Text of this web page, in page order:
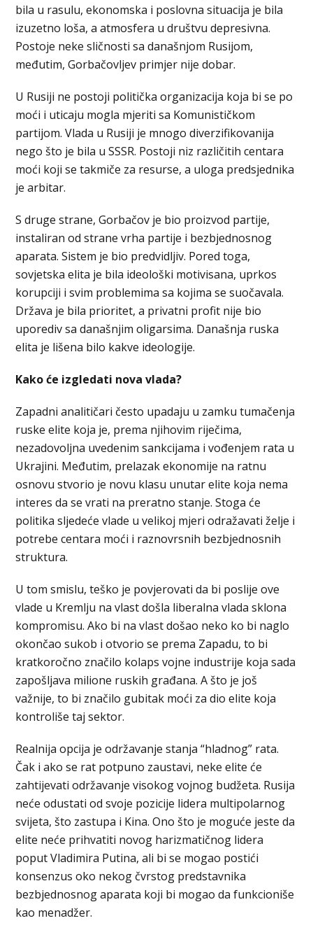
bila u rasulu, ekonomska i poslovna situacija je bila
izuzetno loša, a atmosfera u društvu depresivna.
Postoje neke sličnosti sa današnjom Rusijom,
međutim, Gorbačovljev primjer nije dobar.
U Rusiji ne postoji politička organizacija koja bi se po
moći i uticaju mogla mjeriti sa Komunističkom
partijom. Vlada u Rusiji je mnogo diverzifikovanija
nego što je bila u SSSR. Postoji niz različitih centara
moći koji se takmiče za resurse, a uloga predsjednika
je arbitar.
S druge strane, Gorbačov je bio proizvod partije,
instaliran od strane vrha partije i bezbjednosnog
aparata. Sistem je bio predvidljiv. Pored toga,
sovjetska elita je bila ideološki motivisana, uprkos
korupciji i svim problemima sa kojima se suočavala.
Država je bila prioritet, a privatni profit nije bio
uporediv sa današnjim oligarsima. Današnja ruska
elita je lišena bilo kakve ideologije.
Kako će izgledati nova vlada?
Zapadni analitičari često upadaju u zamku tumačenja
ruske elite koja je, prema njihovim riječima,
nezadovoljna uvedenim sankcijama i vođenjem rata u
Ukrajini. Međutim, prelazak ekonomije na ratnu
osnovu stvorio je novu klasu unutar elite koja nema
interes da se vrati na preratno stanje. Stoga će
politika sljedeće vlade u velikoj mjeri odražavati želje i
potrebe centara moći i raznovrsnih bezbjednosnih
struktura.
U tom smislu, teško je povjerovati da bi poslije ove
vlade u Kremlju na vlast došla liberalna vlada sklona
kompromisu. Ako bi na vlast došao neko ko bi naglo
okončao sukob i otvorio se prema Zapadu, to bi
kratkoročno značilo kolaps vojne industrije koja sada
zapošljava milione ruskih građana. A što je još
važnije, to bi značilo gubitak moći za dio elite koja
kontroliše taj sektor.
Realnija opcija je održavanje stanja “hladnog” rata.
Čak i ako se rat potpuno zaustavi, neke elite će
zahtijevati održavanje visokog vojnog budžeta. Rusija
neće odustati od svoje pozicije lidera multipolarnog
svijeta, što zastupa i Kina. Ono što je moguće jeste da
elite neće prihvatiti novog harizmatičnog lidera
poput Vladimira Putina, ali bi se mogao postići
konsenzus oko nekog čvrstog predstavnika
bezbjednosnog aparata koji bi mogao da funkcioniše
kao menadžer.